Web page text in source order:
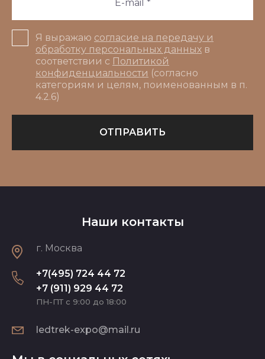
Я выражаю согласие на передачу и
обработку персональных данных в
соответствии с Политикой
конфиденциальности (согласно
категориям и целям, поименованным в п.
4.2.6)
ОТПРАВИТЬ
Наши контакты
г. Москва
+7(495) 724 44 72
+7 (911) 929 44 72
ПН-ПТ с 9:00 до 18:00
ledtrek-expo@mail.ru